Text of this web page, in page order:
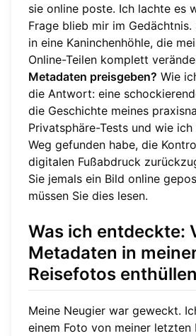
sie online poste. Ich lachte es
Frage blieb mir im
in eine Kaninchenhöhle, die
Online-Teilen komplett
Metadaten preisgeben? Wie
die Antwort: eine
die Geschichte meines
Privatsphäre-Tests und wie
Weg gefunden habe, die
digitalen Fußabdruck
Sie jemals ein Bild online
müssen Sie dies lesen.
Was ich entdeckte:
Metadaten in
Reisefotos enthüllen
Meine Neugier war geweckt.
einem Foto von meiner letzten